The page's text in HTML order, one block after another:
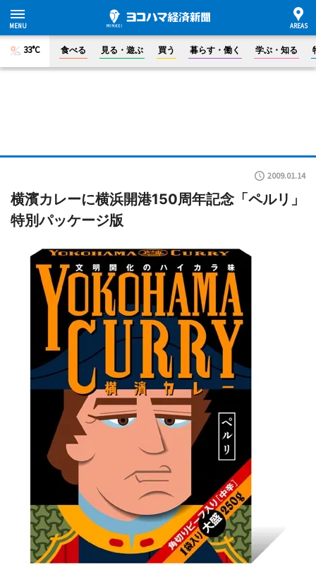
33°C 食べる 見る・遊ぶ 買う 暮らす・働く 学ぶ・知る
2009.01.14
横濱カレーに横浜開港150周年記念「ペルリ」
特別パッケージ版